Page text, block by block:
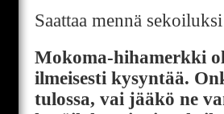
Saattaa mennä
Mokoma-hihamerkki
ilmeisesti kysyntää.
tulossa, vai jääkö ne